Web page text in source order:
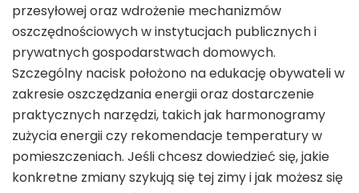
przesyłowej oraz wdrożenie mechanizmów
oszczędnościowych w instytucjach publicznych i
prywatnych gospodarstwach domowych.
Szczególny nacisk położono na edukację obywateli w
zakresie oszczędzania energii oraz dostarczenie
praktycznych narzędzi, takich jak harmonogramy
zużycia energii czy rekomendacje temperatury w
pomieszczeniach. Jeśli chcesz dowiedzieć się, jakie
konkretne zmiany szykują się tej zimy i jak możesz się